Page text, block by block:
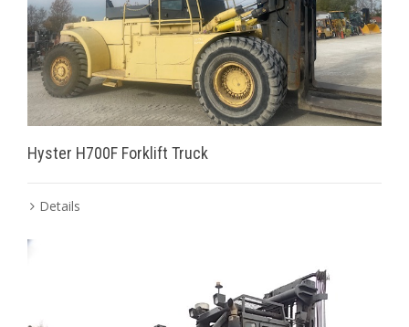
Hyster H700F Forklift Truck
Details